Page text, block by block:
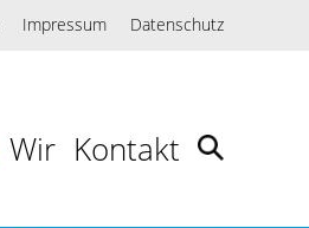
Impressum Datenschutz
Wir Kontakt